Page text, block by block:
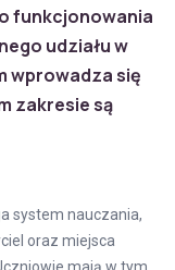
funkcjonowania
udziału w
wprowadza się
zakresie są
system nauczania,
oraz miejsca